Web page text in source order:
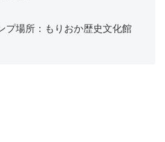
プ場所：もりおか歴史文化館